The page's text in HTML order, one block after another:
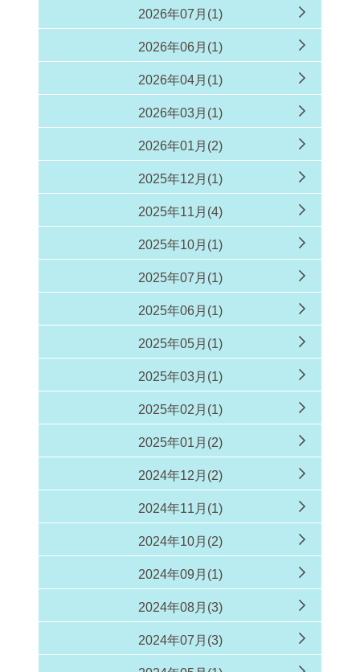
2026年07月(1)
2026年06月(1)
2026年04月(1)
2026年03月(1)
2026年01月(2)
2025年12月(1)
2025年11月(4)
2025年10月(1)
2025年07月(1)
2025年06月(1)
2025年05月(1)
2025年03月(1)
2025年02月(1)
2025年01月(2)
2024年12月(2)
2024年11月(1)
2024年10月(2)
2024年09月(1)
2024年08月(3)
2024年07月(3)